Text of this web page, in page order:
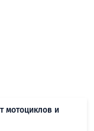
мотоциклов и